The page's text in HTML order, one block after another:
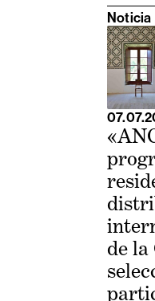
Noticia
de la